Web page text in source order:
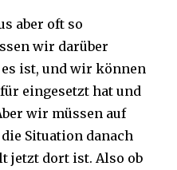
aber oft so
wir darüber
ist, und wir können
eingesetzt hat und
wir müssen auf
Situation danach
jetzt dort ist. Also ob